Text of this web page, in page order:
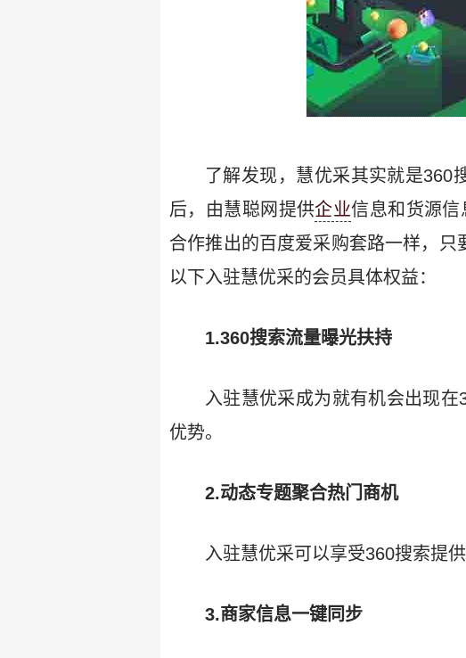
了解发现，慧优采其实就是360
后，由慧聪网提供企业信息和货源信
合作推出的百度爱采购套路一样，
以下入驻慧优采的会员具体权益：
1.360搜索流量曝光扶持
入驻慧优采成为就有机会出现
优势。
2.动态专题聚合热门商机
入驻慧优采可以享受360搜索提
3.商家信息一键同步